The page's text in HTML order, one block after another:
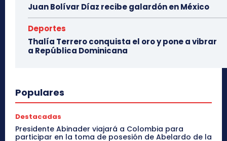
Juan Bolívar Díaz recibe galardón en México
Deportes
Thalía Terrero conquista el oro y pone a vibrar
a República Dominicana
Populares
Destacadas
Presidente Abinader viajará a Colombia para
participar en la toma de posesión de Abelardo de la